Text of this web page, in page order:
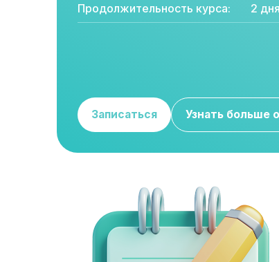
Продолжительность курса: 2 дня
Записаться Узнать больше